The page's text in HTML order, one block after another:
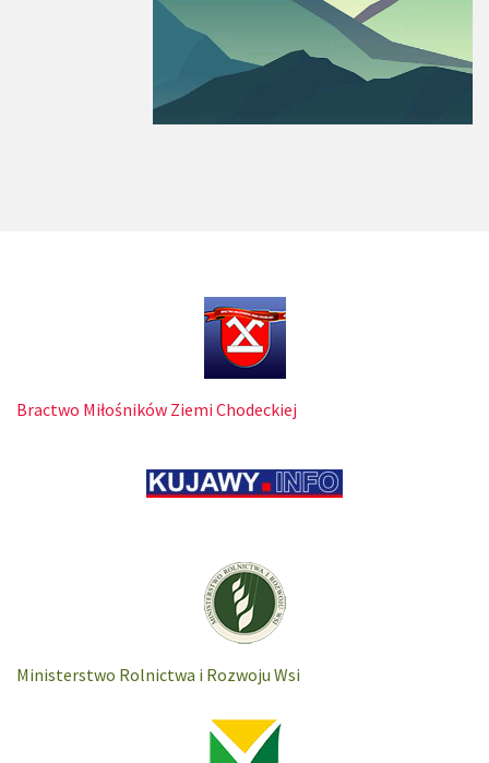
Bractwo Miłośników Ziemi Chodeckiej
Ministerstwo Rolnictwa i Rozwoju Wsi